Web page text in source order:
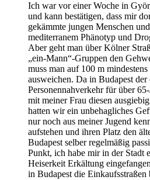
Ich war vor einer Woche in
und kann bestätigen, dass mir
gekämmte jungen Menschen
mediterranem Phänotyp und
Aber geht man über Kölner
„ein-Mann“-Gruppen den
muss man auf 100 m
ausweichen. Da in Budapest
Personennahverkehr für über
mit meiner Frau diesen
hatten wir ein unbehagliches
nur noch aus meiner Jugend
aufstehen und ihren Platz den
Budapest selber regelmäßig
Punkt, ich habe mir in der Stadt
Heiserkeit Erkältung
in Budapest die Einkaufsstraßen